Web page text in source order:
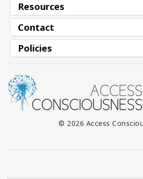
Resources
Contact
Policies
© 2026 Access